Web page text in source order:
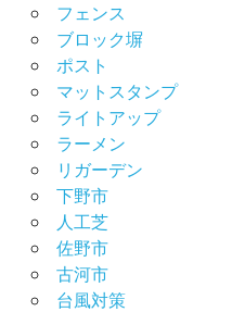
フェンス
ブロック塀
ポスト
マットスタンプ
ライトアップ
ラーメン
リガーデン
下野市
人工芝
佐野市
古河市
台風対策